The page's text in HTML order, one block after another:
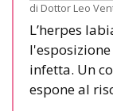
di Dottor Leo
L’herpes
infetta. Un
espone al